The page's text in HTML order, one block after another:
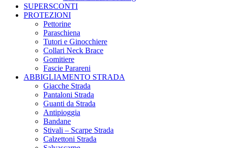
SUPERSCONTI
PROTEZIONI
Pettorine
Paraschiena
Tutori e Ginocchiere
Collari Neck Brace
Gomitiere
Fascie Parareni
ABBIGLIAMENTO STRADA
Giacche Strada
Pantaloni Strada
Guanti da Strada
Antipioggia
Bandane
Stivali – Scarpe Strada
Calzettoni Strada